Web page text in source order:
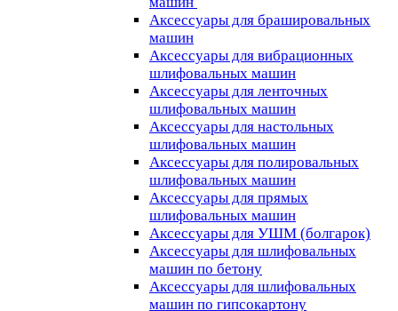
Аксессуары для брашировальных
машин
Аксессуары для вибрационных
шлифовальных машин
Аксессуары для ленточных
шлифовальных машин
Аксессуары для настольных
шлифовальных машин
Аксессуары для полировальных
шлифовальных машин
Аксессуары для прямых
шлифовальных машин
Аксессуары для УШМ (болгарок)
Аксессуары для шлифовальных
машин по бетону
Аксессуары для шлифовальных
машин по гипсокартону